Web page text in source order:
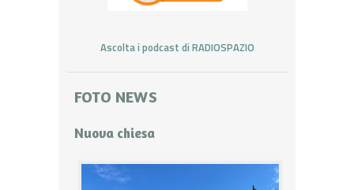
Ascolta i podcast di RADIOSPAZIO
FOTO NEWS
Nuova chiesa